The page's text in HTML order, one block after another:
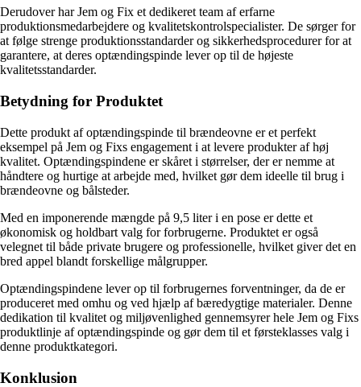
Derudover har Jem og Fix et dedikeret team af erfarne
produktionsmedarbejdere og kvalitetskontrolspecialister. De sørger for
at følge strenge produktionsstandarder og sikkerhedsprocedurer for at
garantere, at deres optændingspinde lever op til de højeste
kvalitetsstandarder.
Betydning for Produktet
Dette produkt af optændingspinde til brændeovne er et perfekt
eksempel på Jem og Fixs engagement i at levere produkter af høj
kvalitet. Optændingspindene er skåret i størrelser, der er nemme at
håndtere og hurtige at arbejde med, hvilket gør dem ideelle til brug i
brændeovne og bålsteder.
Med en imponerende mængde på 9,5 liter i en pose er dette et
økonomisk og holdbart valg for forbrugerne. Produktet er også
velegnet til både private brugere og professionelle, hvilket giver det en
bred appel blandt forskellige målgrupper.
Optændingspindene lever op til forbrugernes forventninger, da de er
produceret med omhu og ved hjælp af bæredygtige materialer. Denne
dedikation til kvalitet og miljøvenlighed gennemsyrer hele Jem og Fixs
produktlinje af optændingspinde og gør dem til et førsteklasses valg i
denne produktkategori.
Konklusion